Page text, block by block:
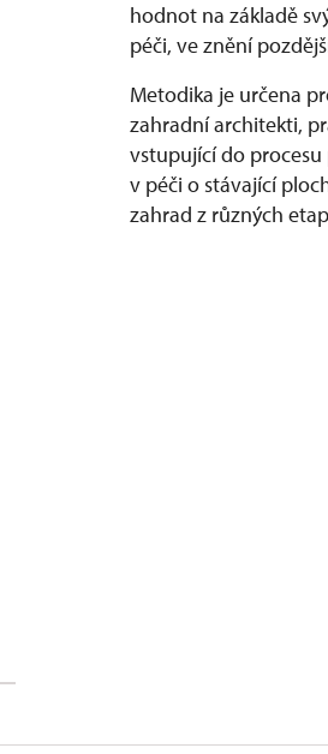
hodnot na základě
péči, ve znění
Metodika je určena
zahradní architekti,
vstupující do
v péči o stávající
zahrad z různých